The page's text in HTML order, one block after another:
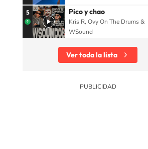
5 Pico y chao
Kris R, Ovy On The Drums &
WSound
Ver toda la lista